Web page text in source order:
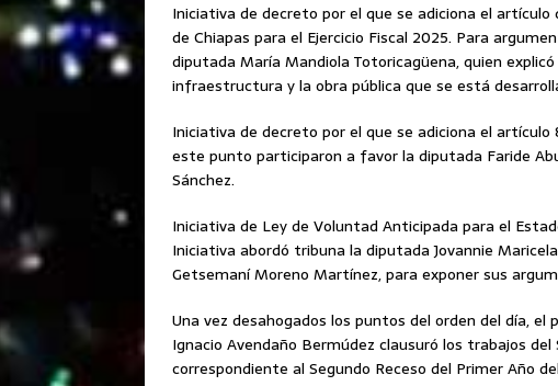
Iniciativa de decreto por el que se adiciona el
de Chiapas para el Ejercicio Fiscal 2025. Para
diputada María Mandiola Totoricagüena, quien
infraestructura y la obra pública que se está
Iniciativa de decreto por el que se adiciona el artículo
este punto participaron a favor la diputada Faride
Sánchez.
Iniciativa de Ley de Voluntad Anticipada para el
Iniciativa abordó tribuna la diputada Jovannie
Getsemaní Moreno Martínez, para exponer sus
Una vez desahogados los puntos del orden del día,
Ignacio Avendaño Bermúdez clausuró los trabajos
correspondiente al Segundo Receso del Primer Año